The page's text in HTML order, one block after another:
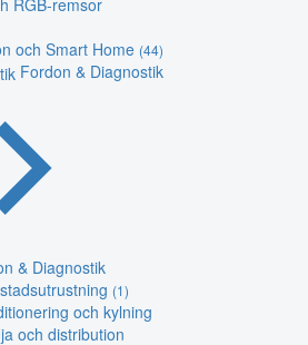
och Smart Home (44)
Fordon & Diagnostik
& Diagnostik
(1)
och kylning
och distribution